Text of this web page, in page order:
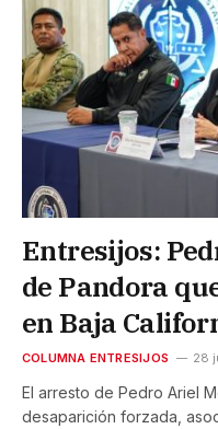
Entresijos:
de Pandora
en Baja
COLUMNA ENTRESIJOS 28
El arresto de Pedro Ariel
desaparición forzada,